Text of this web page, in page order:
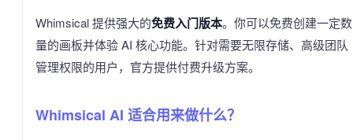
Whimsical 提供强大的免费入门版本。你可以免费创建一定数
量的画板并体验 AI 核心功能。针对需要无限存储、高级团队
管理权限的用户，官方提供付费升级方案。
Whimsical AI 适合用来做什么？